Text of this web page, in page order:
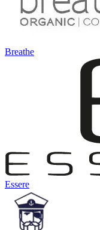
Breathe
Essere